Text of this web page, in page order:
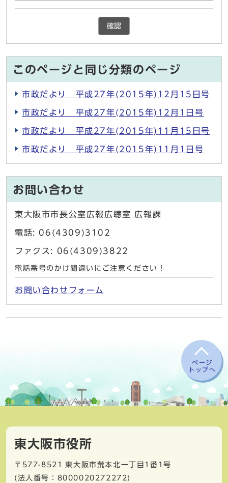
確認
このページと同じ分類のページ
市政だより 平成27年(2015年)12月15日号
市政だより 平成27年(2015年)12月1日号
市政だより 平成27年(2015年)11月15日号
市政だより 平成27年(2015年)11月1日号
お問い合わせ
東大阪市市長公室広報広聴室 広報課
電話: 06(4309)3102
ファクス: 06(4309)3822
電話番号のかけ間違いにご注意ください！
お問い合わせフォーム
ページ
トップへ
東大阪市役所
〒577-8521
東大阪市荒本北一丁目1番1号
(法人番号：8000020272272)